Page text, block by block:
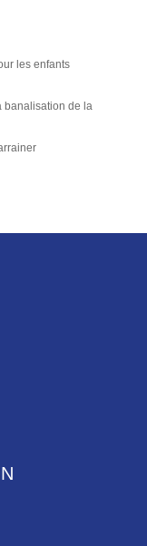
les enfants
banalisation de la